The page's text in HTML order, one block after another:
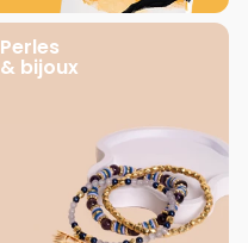
Perles
& bijoux